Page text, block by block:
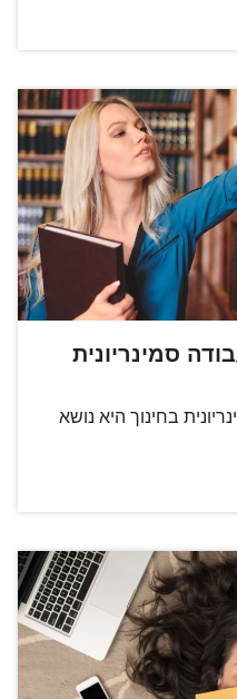
סמינריונית
בחינוך היא נושא